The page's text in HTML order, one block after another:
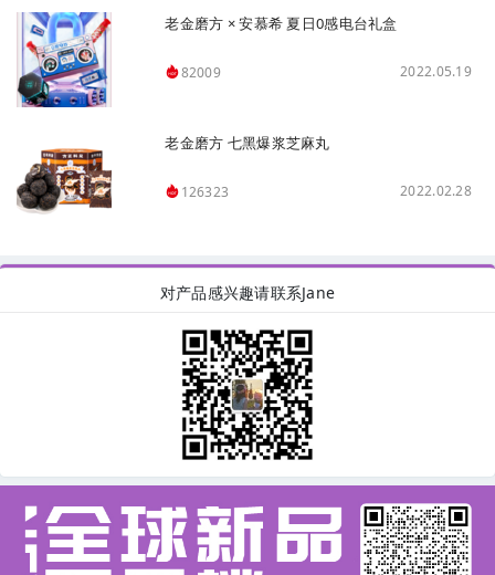
老金磨方 × 安慕希 夏日0感电台礼盒
82009 2022.05.19
老金磨方 七黑爆浆芝麻丸
126323 2022.02.28
对产品感兴趣请联系Jane